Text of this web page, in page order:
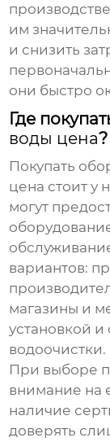
им
и снизить
они быстро
Где
воды цена?
Покупать
цена стоит у
могут
вариантов:
магазины и
установкой
водоочистки.
При выборе
внимание на
наличие
доверять